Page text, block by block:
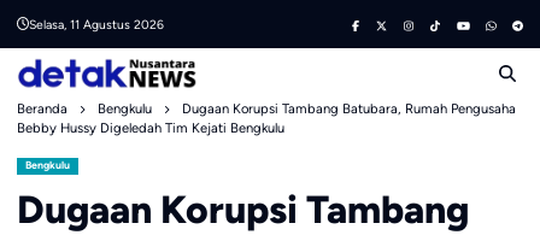
content
Selasa, 11 Agustus 2026
Beranda Bengkulu
Dugaan Korupsi Tambang Batubara, Rumah Pengusaha
Bebby Hussy Digeledah Tim Kejati Bengkulu
Bengkulu
Dugaan Korupsi Tambang